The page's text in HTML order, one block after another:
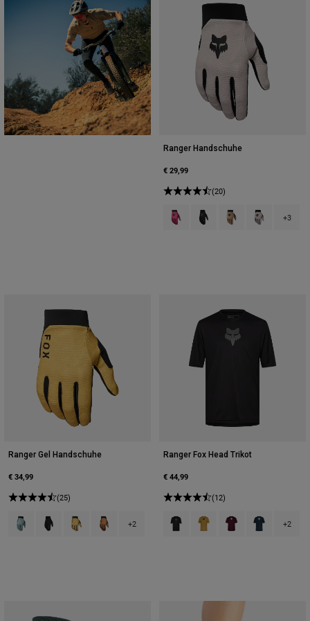
Ranger Handschuhe
€ 29,99
(20)
Product swatch type of Berry.
Product swatch type of
Product swatch
Product+3
Ranger Gel Handschuhe
€ 34,99
(25)
Product swatch type of Arctic Blue.
Product swatch type of Schwarz.
Product swatch type of Bronze.
Product swatch type of Karmellbraun.
+2
Ranger Fox Head Trikot
€ 44,99
(12)
Product swatch type of Schwarz.
Product swatch type of
Product swatch
Product+2